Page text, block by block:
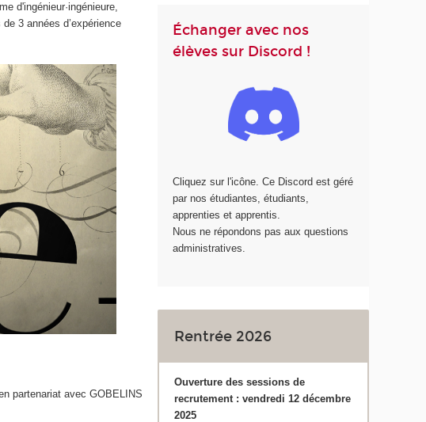
d'ingénieur·ingénieure,
3 années d’expérience
partenariat avec GOBELINS
Échanger avec nos
élèves sur Discord !
Cliquez sur l'icône. Ce Discord est géré
par nos étudiantes, étudiants,
apprenties et apprentis.
Nous ne répondons pas aux questions
administratives.
Rentrée 2026
Ouverture des sessions de
recrutement : vendredi 12 décembre
2025